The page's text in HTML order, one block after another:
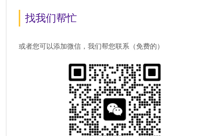
找我们帮忙
或者您可以添加微信，我们帮您联系（免费的）